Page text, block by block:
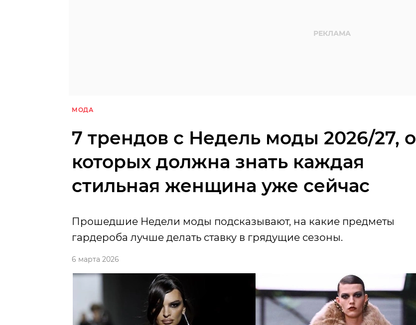
МОДА
7 трендов с Недель моды 2026/27, о
которых должна знать каждая
стильная женщина уже сейчас
Прошедшие Недели моды подсказывают, на какие предметы
гардероба лучше делать ставку в грядущие сезоны.
6 марта 2026